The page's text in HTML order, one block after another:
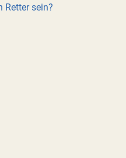
Retter sein?